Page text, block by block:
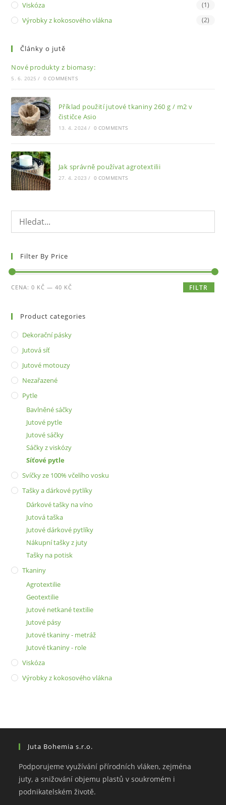
Viskóza (1)
Výrobky z kokosového vlákna (2)
Články o jutě
Nové produkty z biomasy:
5. 6. 2025 / 0 COMMENTS
Příklad použití jutové tkaniny 260 g / m2 v
čističce Asio
13. 4. 2024 / 0 COMMENTS
Jak správně používat agrotextilii
27. 4. 2023 / 0 COMMENTS
Filter By Price
Minimální
Maximální
FILTR
CENA:0 KČ —40 KČ
Product categories
Dekorační pásky
Jutová síť
Jutové motouzy
Nezařazené
Pytle
Bavlněné sáčky
Jutové pytle
Jutové sáčky
Sáčky z viskózy
Síťové pytle
Svíčky ze 100% včelího vosku
Tašky a dárkové pytlíky
Dárkové tašky na víno
Jutová taška
Jutové dárkové pytlíky
Nákupní tašky z juty
Tašky na potisk
Tkaniny
Agrotextilie
Geotextilie
Jutové netkané textilie
Jutové pásy
Jutové tkaniny - metráž
Jutové tkaniny - role
Viskóza
Výrobky z kokosového vlákna
Juta Bohemia s.r.o.
Podporujeme využívání přírodních vláken, zejména
juty, a snižování objemu plastů v soukromém i
podnikatelském životě.